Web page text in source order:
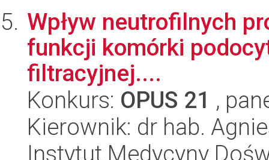
Wpływ neutrofilnych
funkcji komórki
filtracyjnej....
Konkurs: OPUS 21 ,
Kierownik: dr hab.
Instytut Medycyny